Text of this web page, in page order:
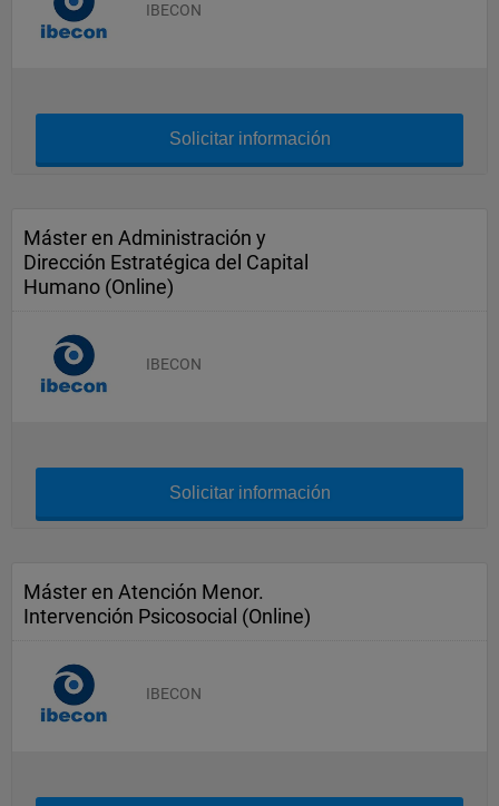
IBECON
Solicitar información
Máster en Administración y
Dirección Estratégica del Capital
Humano (Online)
IBECON
Solicitar información
Máster en Atención Menor.
Intervención Psicosocial (Online)
IBECON